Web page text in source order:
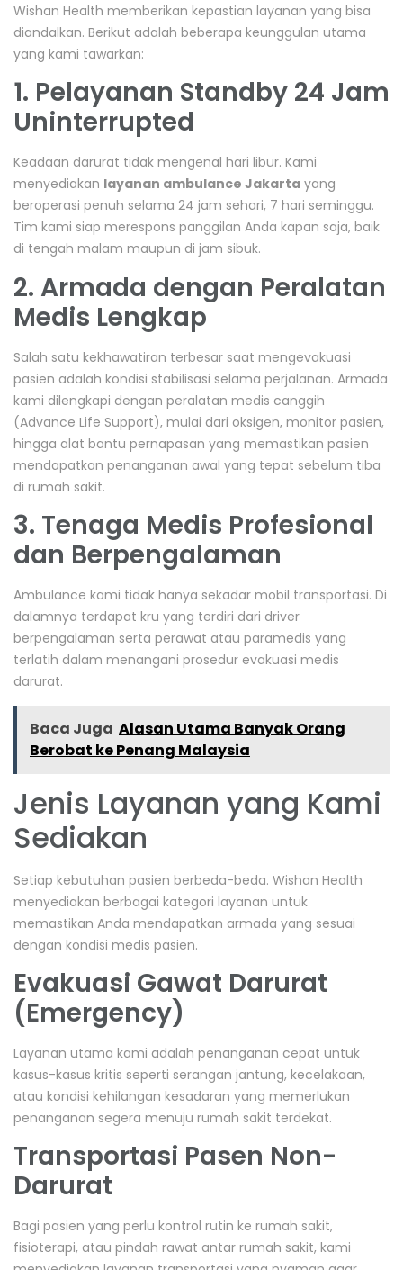
Wishan Health memberikan kepastian layanan yang bisa
diandalkan. Berikut adalah beberapa keunggulan utama
yang kami tawarkan:
1. Pelayanan Standby 24 Jam
Uninterrupted
Keadaan darurat tidak mengenal hari libur. Kami
menyediakan layanan ambulance Jakarta yang
beroperasi penuh selama 24 jam sehari, 7 hari seminggu.
Tim kami siap merespons panggilan Anda kapan saja, baik
di tengah malam maupun di jam sibuk.
2. Armada dengan Peralatan
Medis Lengkap
Salah satu kekhawatiran terbesar saat mengevakuasi
pasien adalah kondisi stabilisasi selama perjalanan. Armada
kami dilengkapi dengan peralatan medis canggih
(Advance Life Support), mulai dari oksigen, monitor pasien,
hingga alat bantu pernapasan yang memastikan pasien
mendapatkan penanganan awal yang tepat sebelum tiba
di rumah sakit.
3. Tenaga Medis Profesional
dan Berpengalaman
Ambulance kami tidak hanya sekadar mobil transportasi. Di
dalamnya terdapat kru yang terdiri dari driver
berpengalaman serta perawat atau paramedis yang
terlatih dalam menangani prosedur evakuasi medis
darurat.
Baca Juga Alasan Utama Banyak Orang
Berobat ke Penang Malaysia
Jenis Layanan yang Kami
Sediakan
Setiap kebutuhan pasien berbeda-beda. Wishan Health
menyediakan berbagai kategori layanan untuk
memastikan Anda mendapatkan armada yang sesuai
dengan kondisi medis pasien.
Evakuasi Gawat Darurat
(Emergency)
Layanan utama kami adalah penanganan cepat untuk
kasus-kasus kritis seperti serangan jantung, kecelakaan,
atau kondisi kehilangan kesadaran yang memerlukan
penanganan segera menuju rumah sakit terdekat.
Transportasi Pasen Non-
Darurat
Bagi pasien yang perlu kontrol rutin ke rumah sakit,
fisioterapi, atau pindah rawat antar rumah sakit, kami